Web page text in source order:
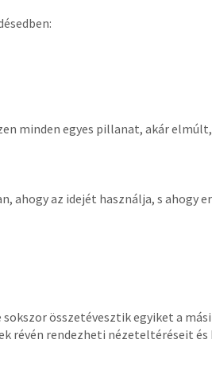
minden egyes pillanat, akár
ahogy az idejét használja, s ahogy
összetévesztik egyiket a
révén rendezheti nézeteltéréseit